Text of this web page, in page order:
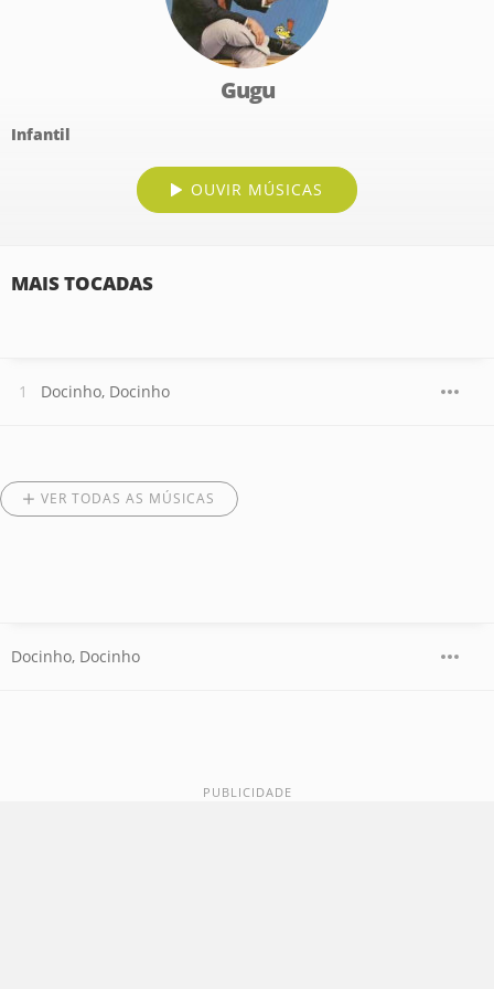
Gugu
Infantil
OUVIR MÚSICAS
MAIS TOCADAS
Docinho, Docinho
VER TODAS AS MÚSICAS
Docinho, Docinho